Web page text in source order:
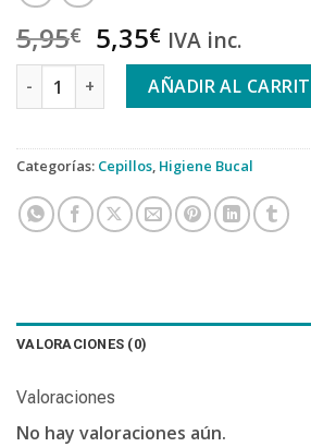
5,95€ 5,35€ IVA inc.
VITIS CEPILLO DENTAL
AÑADIR AL
Categorías: Cepillos, Higiene Bucal
VALORACIONES (0)
Valoraciones
No hay valoraciones aún.